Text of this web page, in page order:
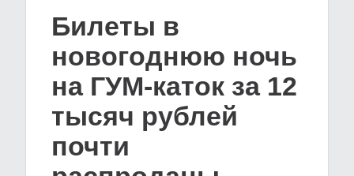
Билеты в
новогоднюю ночь
на ГУМ-каток за 12
тысяч рублей
почти